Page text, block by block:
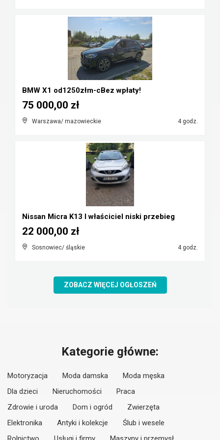
BMW X1 od1250złm-cBez wpłaty!
Warszawa/ mazowieckie 4 godz.
75 000,00 zł
Nissan Micra K13 I właściciel niski przebieg
Sosnowiec/ śląskie 4 godz.
22 000,00 zł
ZOBACZ WIĘCEJ OGŁOSZEŃ
Kategorie główne:
Motoryzacja Moda damska
Moda męska
Dla dzieci
Nieruchomości
Praca
Zdrowie i uroda
Dom i ogród
Zwierzęta
Elektronika
Antyki i kolekcje
Ślub i wesele